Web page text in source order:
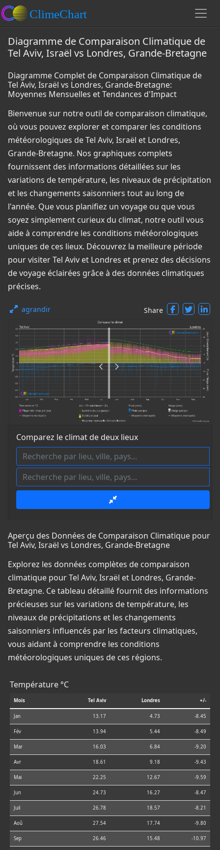
Diagramme de Comparaison Climatique de
Tel Aviv, Israël vs Londres, Grande-Bretagne
Diagramme Complet de Comparaison Climatique de
Tel Aviv, Israël vs Londres, Grande-Bretagne:
Moyennes Mensuelles et Tendances d'Impact
Bienvenue sur notre outil de comparaison climatique,
où vous pouvez explorer et comparer les conditions
météorologiques de Tel Aviv, Israël et Londres,
Grande-Bretagne. Nos graphiques complets
fournissent des informations détaillées sur les
variations de température, les niveaux de précipitation
et les changements saisonniers tout au long de
l'année. Que vous planifiez un voyage ou que vous
soyez simplement curieux du climat, notre outil vous
aide à comprendre les conditions météorologiques
uniques de ces lieux. Découvrez la meilleure période
pour visiter Tel Aviv et Londres et prenez des décisions
de voyage éclairées grâce à des données climatiques
précises.
agrandir Share
Comparez le climat de deux lieux
Aperçu des Données de Comparaison Climatique pour
Tel Aviv, Israël vs Londres, Grande-Bretagne
Explorez les données complètes de comparaison
climatique pour Tel Aviv, Israël et Londres, Grande-
Bretagne. Ce tableau détaillé fournit des informations
précieuses sur les variations de température, les
niveaux de précipitations et les changements
saisonniers influencés par les facteurs climatiques,
vous aidant à comprendre les conditions
météorologiques uniques de ces régions.
Température °C
Mois Tel Aviv Londres +/-
Jan 13.17 4.73 -8.45
Fév 13.94 5.44 -8.49
Mar 16.03 6.84 -9.20
Avr 18.61 9.18 -9.43
Mai 22.25 12.67 -9.59
Jun 24.73 16.27 -8.47
Juil 26.78 18.57 -8.21
Aoû 27.54 17.74 -9.80
Sep 26.46 15.48 -10.97